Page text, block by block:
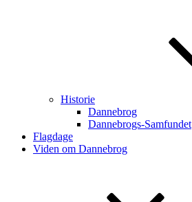
Historie
Dannebrog
Dannebrogs-Samfundet
Flagdage
Viden om Dannebrog